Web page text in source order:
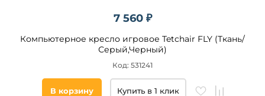
7 560 ₽
Компьютерное кресло игровое Tetchair FLY (Ткань/
Серый,Черный)
Код: 531241
В корзину Купить в 1 клик